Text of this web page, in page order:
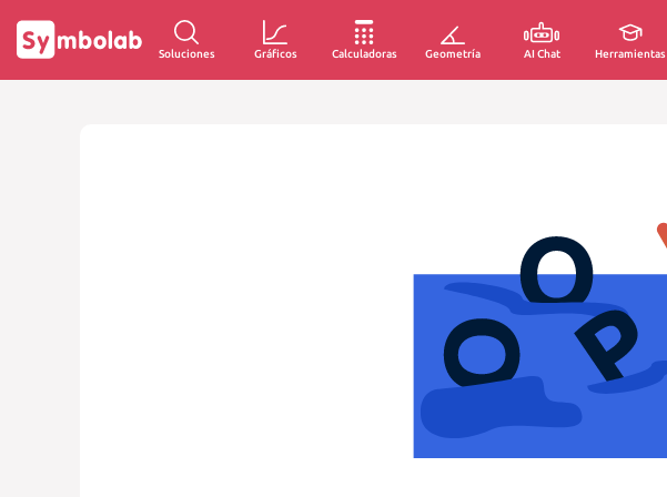
Soluciones Gráficos Calculadoras Geometría AI Chat Herramientas